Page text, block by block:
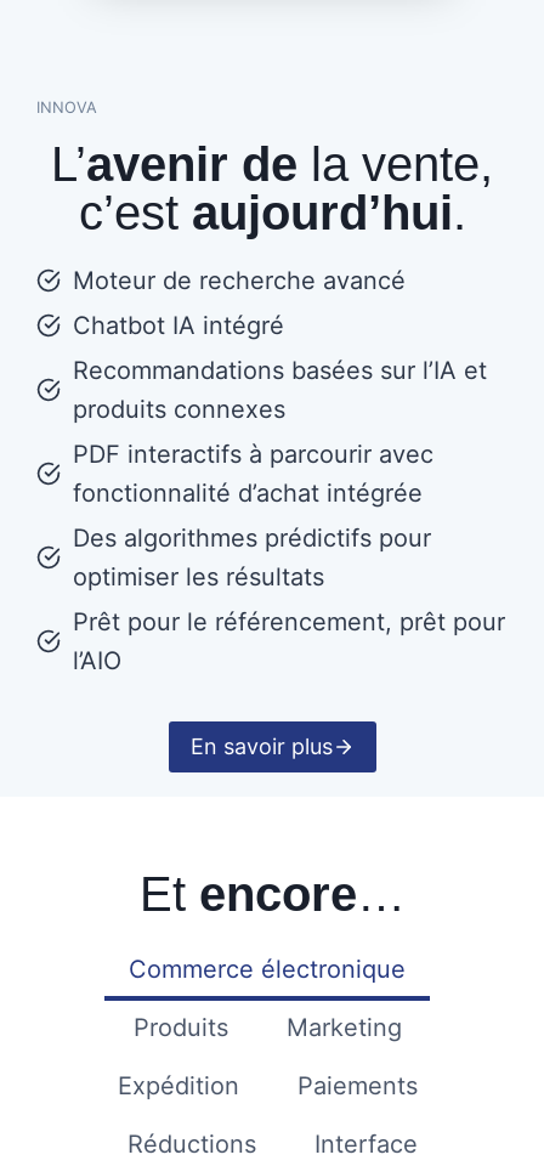
INNOVA
L’avenir de la vente,
c’est aujourd’hui.
Moteur de recherche avancé
Chatbot IA intégré
Recommandations basées sur l’IA et
produits connexes
PDF interactifs à parcourir avec
fonctionnalité d’achat intégrée
Des algorithmes prédictifs pour
optimiser les résultats
Prêt pour le référencement, prêt pour
l’AIO
En savoir plus
Et encore…
Commerce électronique
Produits
Marketing
Expédition
Paiements
Réductions
Interface